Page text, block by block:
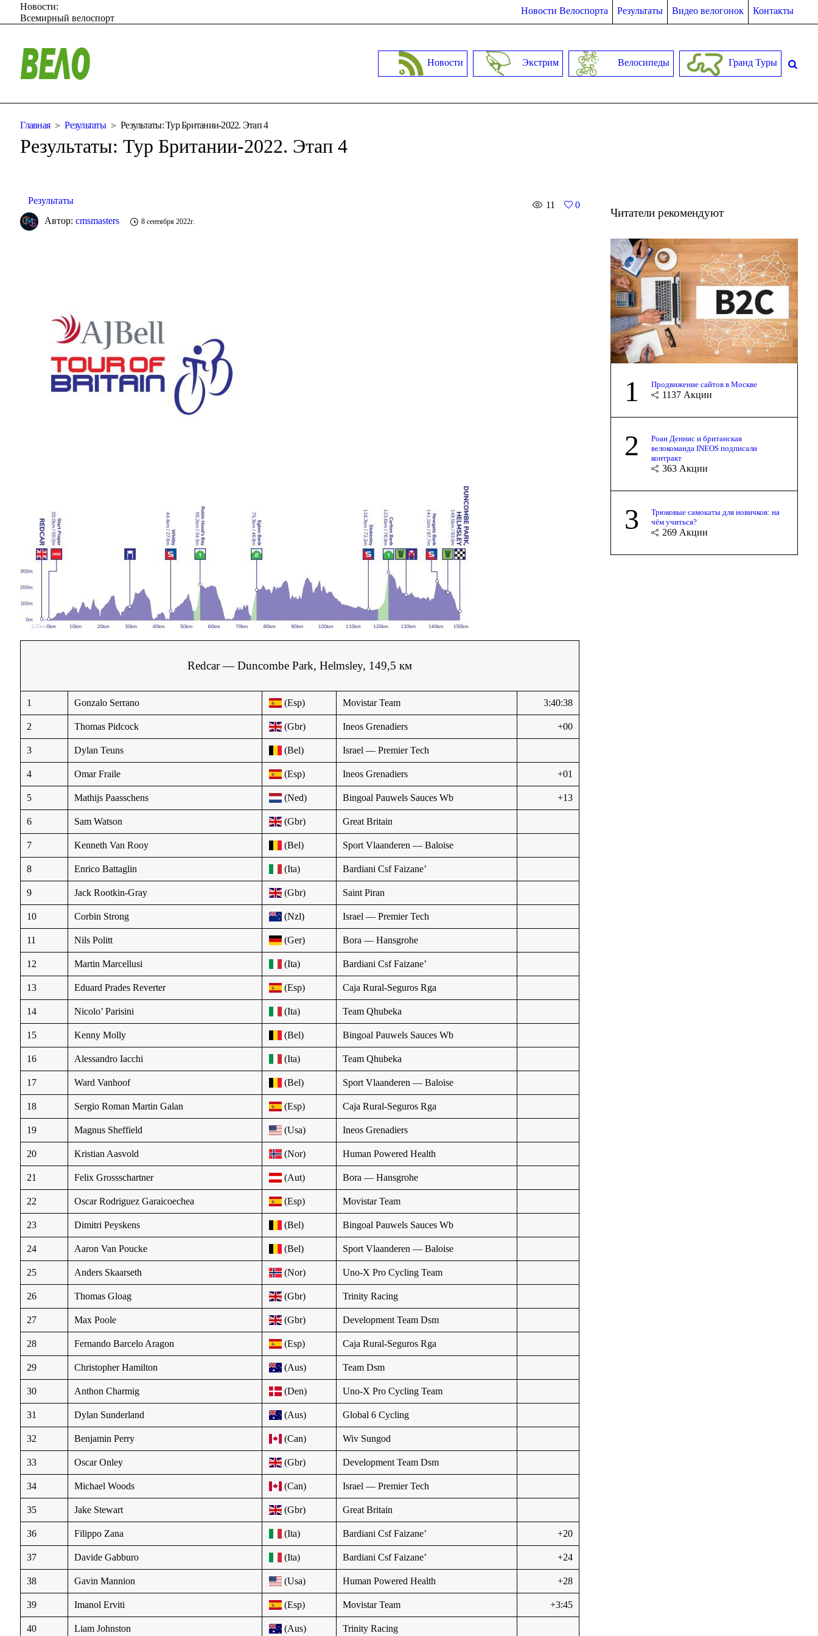
Новости Велоспорта Результаты Видео велогонок Контакты
Новости:
Всемирный велоспорт
Новости Экстрим Велосипеды Гранд Туры
Главная Результаты Результаты: Тур Британии-2022. Этап 4
Результаты: Тур Британии-2022. Этап 4
Результаты 11
0
Автор:cmsmasters 8 сентября 2022г.
Redcar — Duncombe Park, Helmsley, 149,5 км
1 Gonzalo Serrano (Esp) Movistar Team 3:40:38
2 Thomas Pidcock (Gbr) Ineos Grenadiers +00
3 Dylan Teuns (Bel) Israel — Premier Tech
4 Omar Fraile (Esp) Ineos Grenadiers +01
5 Mathijs Paasschens (Ned) Bingoal Pauwels Sauces Wb +13
6 Sam Watson (Gbr) Great Britain
7 Kenneth Van Rooy (Bel) Sport Vlaanderen — Baloise
8 Enrico Battaglin (Ita) Bardiani Csf Faizane’
9 Jack Rootkin-Gray (Gbr) Saint Piran
10 Corbin Strong (Nzl) Israel — Premier Tech
11 Nils Politt (Ger) Bora — Hansgrohe
12 Martin Marcellusi (Ita) Bardiani Csf Faizane’
13 Eduard Prades Reverter (Esp) Caja Rural-Seguros Rga
14 Nicolo’ Parisini (Ita) Team Qhubeka
15 Kenny Molly (Bel) Bingoal Pauwels Sauces Wb
16 Alessandro Iacchi (Ita) Team Qhubeka
17 Ward Vanhoof (Bel) Sport Vlaanderen — Baloise
18 Sergio Roman Martin Galan (Esp) Caja Rural-Seguros Rga
19 Magnus Sheffield (Usa) Ineos Grenadiers
20 Kristian Aasvold (Nor) Human Powered Health
21 Felix Grossschartner (Aut) Bora — Hansgrohe
22 Oscar Rodriguez Garaicoechea (Esp) Movistar Team
23 Dimitri Peyskens (Bel) Bingoal Pauwels Sauces Wb
24 Aaron Van Poucke (Bel) Sport Vlaanderen — Baloise
25 Anders Skaarseth (Nor) Uno-X Pro Cycling Team
26 Thomas Gloag (Gbr) Trinity Racing
27 Max Poole (Gbr) Development Team Dsm
28 Fernando Barcelo Aragon (Esp) Caja Rural-Seguros Rga
29 Christopher Hamilton (Aus) Team Dsm
30 Anthon Charmig (Den) Uno-X Pro Cycling Team
31 Dylan Sunderland (Aus) Global 6 Cycling
32 Benjamin Perry (Can) Wiv Sungod
33 Oscar Onley (Gbr) Development Team Dsm
34 Michael Woods (Can) Israel — Premier Tech
35 Jake Stewart (Gbr) Great Britain
36 Filippo Zana (Ita) Bardiani Csf Faizane’ +20
37 Davide Gabburo (Ita) Bardiani Csf Faizane’ +24
38 Gavin Mannion (Usa) Human Powered Health +28
39 Imanol Erviti (Esp) Movistar Team +3:45
40 Liam Johnston (Aus) Trinity Racing
Читатели рекомендуют
1 Продвижение сайтов в Москве
1137 Акции
2
Роан Деннис и британская
велокоманда INEOS подписали
контракт
363 Акции
3
Трюковые самокаты для новичков: на
чём учиться?
269 Акции